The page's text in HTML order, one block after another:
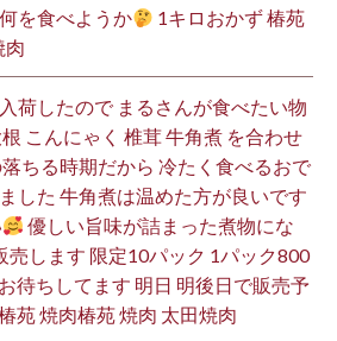
を食べようか
1キロおかず 椿苑
肉
荷したので まるさんが食べたい物
こんにゃく 椎茸 牛角煮 を合わせ
ちる時期だから 冷たく食べるおで
した 牛角煮は温めた方が良いです
優しい旨味が詰まった煮物にな
売します 限定10パック 1パック800
待ちしてます 明日 明後日で販売予
苑 焼肉椿苑 焼肉 太田焼肉